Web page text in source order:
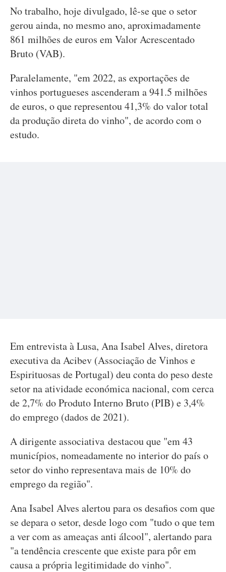
No trabalho, hoje divulgado, lê-se que o setor
gerou ainda, no mesmo ano, aproximadamente
861 milhões de euros em Valor Acrescentado
Bruto (VAB).
Paralelamente, "em 2022, as exportações de
vinhos portugueses ascenderam a 941.5 milhões
de euros, o que representou 41,3% do valor total
da produção direta do vinho", de acordo com o
estudo.
Em entrevista à Lusa, Ana Isabel Alves, diretora
executiva da Acibev (Associação de Vinhos e
Espirituosas de Portugal) deu conta do peso deste
setor na atividade económica nacional, com cerca
de 2,7% do Produto Interno Bruto (PIB) e 3,4%
do emprego (dados de 2021).
A dirigente associativa destacou que "em 43
municípios, nomeadamente no interior do país o
setor do vinho representava mais de 10% do
emprego da região".
Ana Isabel Alves alertou para os desafios com que
se depara o setor, desde logo com "tudo o que tem
a ver com as ameaças anti álcool", alertando para
"a tendência crescente que existe para pôr em
causa a própria legitimidade do vinho".